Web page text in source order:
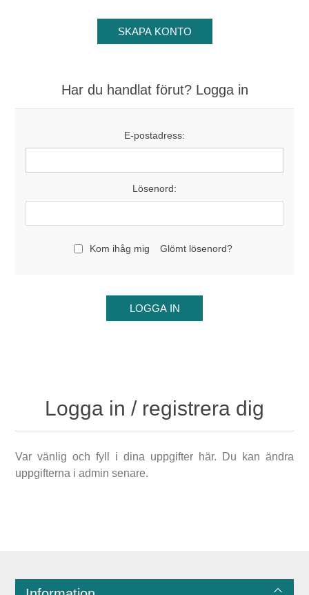
Har du handlat förut? Logga in
E-postadress:
Lösenord:
Kom ihåg mig Glömt lösenord?
Logga in / registrera dig
Var vänlig och fyll i dina uppgifter här. Du kan ändra
uppgifterna i admin senare.